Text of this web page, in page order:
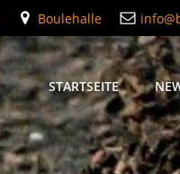
Boulehalle
STARTSEITE